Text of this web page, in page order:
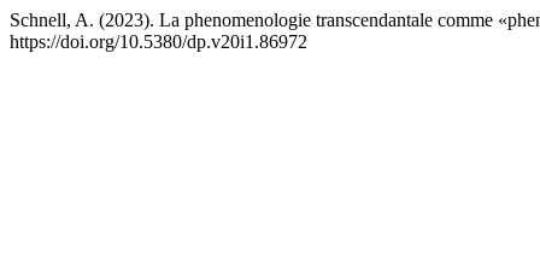
Schnell, A. (2023). La phenomenologie transcendantale comme
https://doi.org/10.5380/dp.v20i1.86972